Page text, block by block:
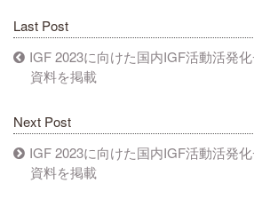
Last Post
IGF 2023に向けた国内IGF活動活発
資料を掲載
Next Post
IGF 2023に向けた国内IGF活動活発
資料を掲載